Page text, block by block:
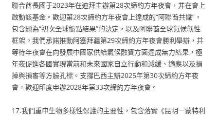
聯合酋長國于2023年在迪拜主辦第28次締約方年夜會，并在會上
啟動該基金。歡迎第28次締約方年夜會上達成的“阿聯酋共識”，
包含題為“初次全球盤點結果”的決定，以及阿聯酋全球氣候韌性
框架。我們承諾推動阿塞拜疆第29次締約方年夜會勝利舉辦，并
等待年夜會在向發展中國家供給氣候融資方面達成無力結果，極
年夜促進各國實現當前和未來國家自立行動和減緩、適應以及損
掉與損害等方臉孔標。支撐巴西主辦2025年第30次締約方年夜
會，歡迎印度申辦2028年第33次締約方年夜會。
17.我們重申生物多樣性保護的主要性，包含落實《昆明－蒙特利